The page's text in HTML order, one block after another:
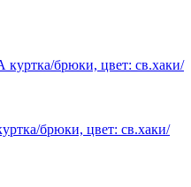
брюки, цвет: св.хаки/